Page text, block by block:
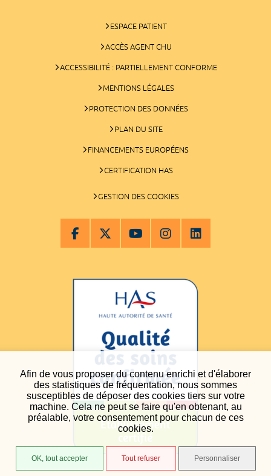
Afin de vous proposer du contenu enrichi et d'élaborer
des statistiques de fréquentation, nous sommes
susceptibles de déposer des cookies tiers sur votre
machine. Cela ne peut se faire qu'en obtenant, au
préalable, votre consentement pour chacun de ces
cookies.
OK, tout accepter Tout refuser Personnaliser
ESPACE PATIENT
ACCÈS AGENT CHU
ACCESSIBILITÉ : PARTIELLEMENT CONFORME
MENTIONS LÉGALES
PROTECTION DES DONNÉES
PLAN DU SITE
FINANCEMENTS EUROPÉENS
CERTIFICATION HAS
GESTION DES COOKIES